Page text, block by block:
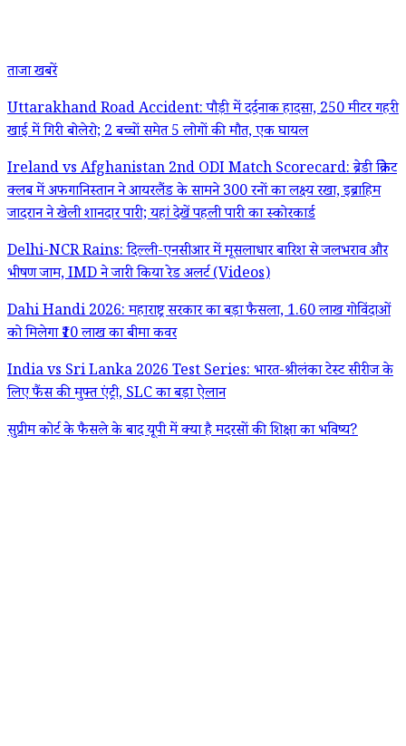
ताजा खबरें
Uttarakhand Road Accident: पौड़ी में दर्दनाक हादसा, 250 मीटर गहरी
खाई में गिरी बोलेरो; 2 बच्चों समेत 5 लोगों की मौत, एक घायल
Ireland vs Afghanistan 2nd ODI Match Scorecard: ब्रेडी क्रिकेट
क्लब में अफगानिस्तान ने आयरलैंड के सामने 300 रनों का लक्ष्य रखा, इब्राहिम
जादरान ने खेली शानदार पारी; यहां देखें पहली पारी का स्कोरकार्ड
Delhi-NCR Rains: दिल्ली-एनसीआर में मूसलाधार बारिश से जलभराव और
भीषण जाम, IMD ने जारी किया रेड अलर्ट (Videos)
Dahi Handi 2026: महाराष्ट्र सरकार का बड़ा फैसला, 1.60 लाख गोविंदाओं
को मिलेगा ₹10 लाख का बीमा कवर
India vs Sri Lanka 2026 Test Series: भारत-श्रीलंका टेस्ट सीरीज के
लिए फैंस की मुफ्त एंट्री, SLC का बड़ा ऐलान
सुप्रीम कोर्ट के फैसले के बाद यूपी में क्या है मदरसों की शिक्षा का भविष्य?